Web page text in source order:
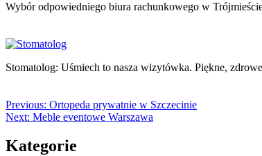
Wybór odpowiedniego biura rachunkowego w
Stomatolog: Uśmiech to nasza wizytówka. Piękne,
Previous: Ortopeda prywatnie w Szczecinie
Next: Meble eventowe Warszawa
Kategorie